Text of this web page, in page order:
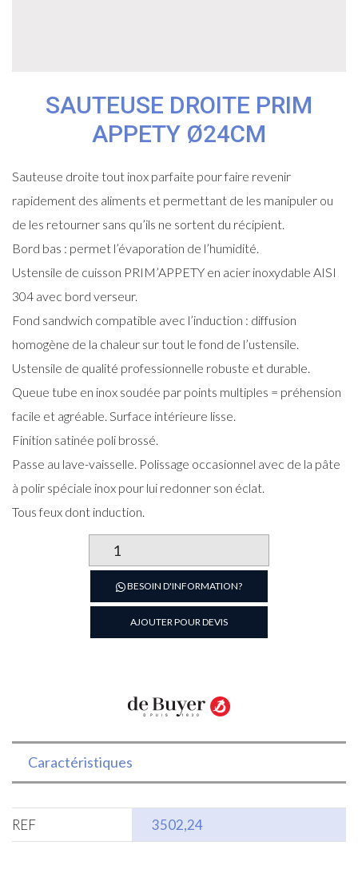
SAUTEUSE DROITE PRIM
APPETY Ø24CM
Sauteuse droite tout inox parfaite pour faire revenir
rapidement des aliments et permettant de les manipuler ou
de les retourner sans qu’ils ne sortent du récipient.
Bord bas : permet l’évaporation de l’humidité.
Ustensile de cuisson PRIM’APPETY en acier inoxydable AISI
304 avec bord verseur.
Fond sandwich compatible avec l’induction : diffusion
homogène de la chaleur sur tout le fond de l’ustensile.
Ustensile de qualité professionnelle robuste et durable.
Queue tube en inox soudée par points multiples = préhension
facile et agréable. Surface intérieure lisse.
Finition satinée poli brossé.
Passe au lave-vaisselle. Polissage occasionnel avec de la pâte
à polir spéciale inox pour lui redonner son éclat.
Tous feux dont induction.
de
SAUTEUSE
DROITE
PRIM
APPETY
BESOIN D'INFORMATION?
AJOUTER POUR DEVIS
Caractéristiques
REF 3502,24